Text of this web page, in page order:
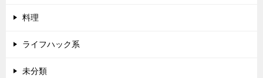
料理
ライフハック系
未分類